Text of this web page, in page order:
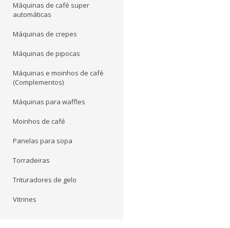
Máquinas de café super
automáticas
Máquinas de crepes
Máquinas de pipocas
Máquinas e moinhos de café
(Complementos)
Máquinas para waffles
Moinhos de café
Panelas para sopa
Torradeiras
Trituradores de gelo
Vitrines